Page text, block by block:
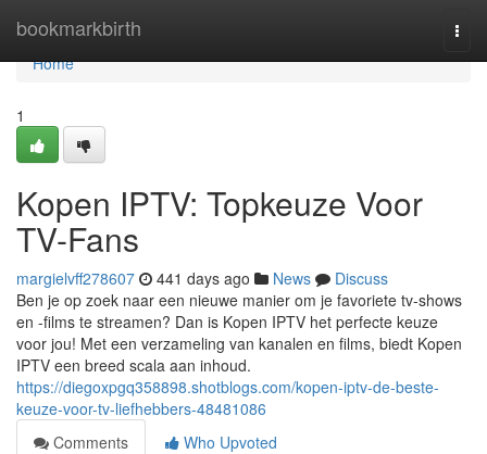
bookmarkbirth
Home
Home
1
Kopen IPTV: Topkeuze Voor
TV-Fans
margielvff278607 441 days ago News
Discuss
Ben je op zoek naar een nieuwe manier om je favoriete tv-shows
en -films te streamen? Dan is Kopen IPTV het perfecte keuze
voor jou! Met een verzameling van kanalen en films, biedt Kopen
IPTV een breed scala aan inhoud.
https://diegoxpgq358898.shotblogs.com/kopen-iptv-de-beste-
keuze-voor-tv-liefhebbers-48481086
Comments
Who Upvoted